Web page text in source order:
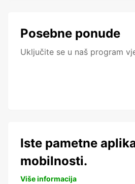
Posebne ponude
Uključite se u naš program
Iste pametne
mobilnosti.
Više informacija